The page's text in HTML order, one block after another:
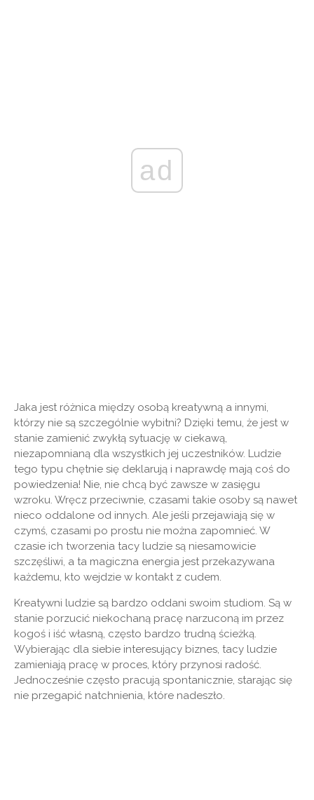
ad
Jaka jest różnica między osobą kreatywną a innymi,
którzy nie są szczególnie wybitni? Dzięki temu, że jest w
stanie zamienić zwykłą sytuację w ciekawą,
niezapomnianą dla wszystkich jej uczestników. Ludzie
tego typu chętnie się deklarują i naprawdę mają coś do
powiedzenia! Nie, nie chcą być zawsze w zasięgu
wzroku. Wręcz przeciwnie, czasami takie osoby są nawet
nieco oddalone od innych. Ale jeśli przejawiają się w
czymś, czasami po prostu nie można zapomnieć. W
czasie ich tworzenia tacy ludzie są niesamowicie
szczęśliwi, a ta magiczna energia jest przekazywana
każdemu, kto wejdzie w kontakt z cudem.
Kreatywni ludzie są bardzo oddani swoim studiom. Są w
stanie porzucić niekochaną pracę narzuconą im przez
kogoś i iść własną, często bardzo trudną ścieżką.
Wybierając dla siebie interesujący biznes, tacy ludzie
zamieniają pracę w proces, który przynosi radość.
Jednocześnie często pracują spontanicznie, starając się
nie przegapić natchnienia, które nadeszło.